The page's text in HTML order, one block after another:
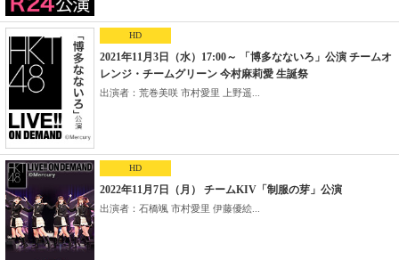
HD
2021年11月3日（水）17:00～ 「博多なないろ」公演 チームオ
レンジ・チームグリーン 今村麻莉愛 生誕祭
出演者：荒巻美咲 市村愛里 上野遥...
HD
2022年11月7日（月） チームKIV「制服の芽」公演
出演者：石橋颯 市村愛里 伊藤優絵...